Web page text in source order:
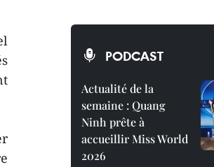
PODCAST
Actualité de la
semaine : Quang
Ninh prête à
accueillir Miss World
2026